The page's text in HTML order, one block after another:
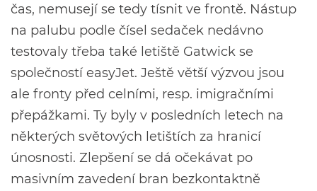
čas, nemusejí se tedy tísnit ve frontě. Nástup
na palubu podle čísel sedaček nedávno
testovaly třeba také letiště Gatwick se
společností easyJet. Ještě větší výzvou jsou
ale fronty před celními, resp. imigračními
přepážkami. Ty byly v posledních letech na
některých světových letištích za hranicí
únosnosti. Zlepšení se dá očekávat po
masivním zavedení bran bezkontaktně